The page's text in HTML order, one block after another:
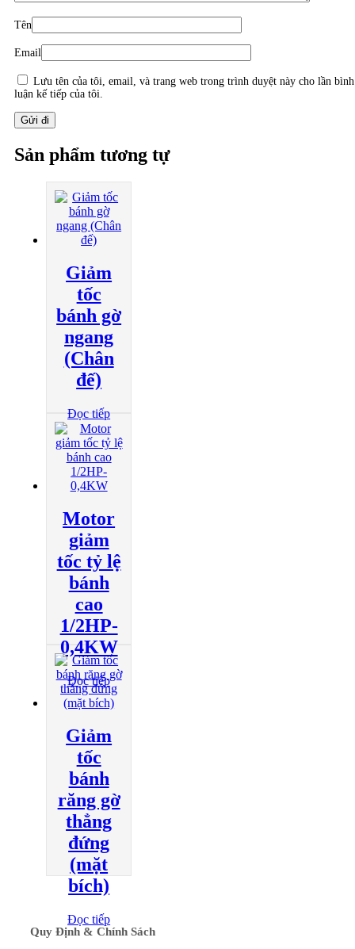
Tên
Email
Lưu tên của tôi, email, và trang web trong trình duyệt này cho lần bình
luận kế tiếp của tôi.
Sản phẩm tương tự
Giảm
tốc
bánh gờ
ngang
(Chân
đế)
Đọc tiếp
Motor
giảm
tốc tỷ lệ
bánh
cao
1/2HP-
0,4KW
Đọc tiếp
Giảm
tốc
bánh
răng gờ
thẳng
đứng
(mặt
bích)
Đọc tiếp
Quy Định & Chính Sách